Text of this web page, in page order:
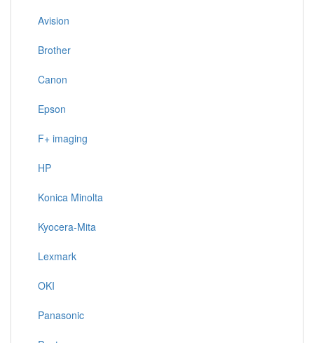
Avision
Brother
Canon
Epson
F+ imaging
HP
Konica Minolta
Kyocera-Mita
Lexmark
OKI
Panasonic